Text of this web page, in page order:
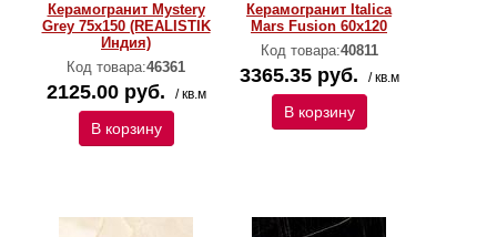
Керамогранит Mystery
Grey 75x150 (REALISTIK
Индия)
Код товара:46361
2125.00 руб. / кв.м
В корзину
Керамогранит Italica
Mars Fusion 60х120
Код товара:40811
3365.35 руб. / кв.м
В корзину